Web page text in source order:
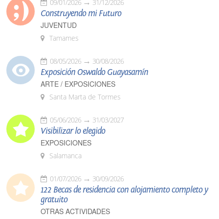
09/01/2026 31/12/2026
Construyendo mi Futuro
JUVENTUD
Tamames
08/05/2026 30/08/2026
Exposición Oswaldo Guayasamín
ARTE / EXPOSICIONES
Santa Marta de Tormes
05/06/2026 31/03/2027
Visibilizar lo elegido
EXPOSICIONES
Salamanca
01/07/2026 30/09/2026
122 Becas de residencia con alojamiento completo y
gratuito
OTRAS ACTIVIDADES